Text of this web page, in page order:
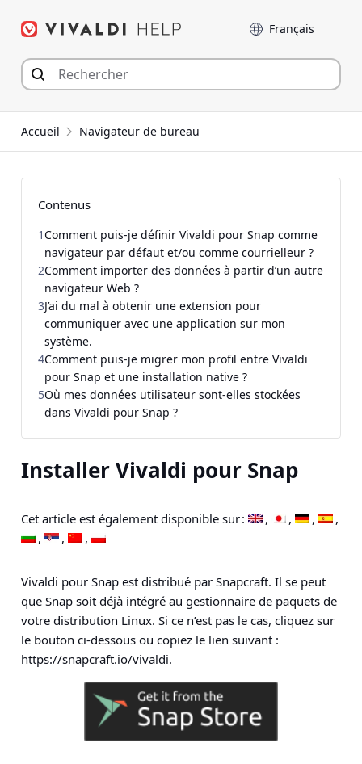
Langue
Accueil Navigateur de bureau
Installer Vivaldi pour Snap
Cet article est également disponible sur :
Vivaldi pour Snap est distribué par Snapcraft. Il se peut
que Snap soit déjà intégré au gestionnaire de paquets de
votre distribution Linux. Si ce n’est pas le cas, cliquez sur
le bouton ci-dessous ou copiez le lien suivant :
https://snapcraft.io/vivaldi.
Contenus
1Comment puis-je définir Vivaldi pour Snap comme
navigateur par défaut et/ou comme courrielleur ?
2Comment importer des données à partir d’un autre
navigateur Web ?
3J’ai du mal à obtenir une extension pour
communiquer avec une application sur mon
système.
4Comment puis-je migrer mon profil entre Vivaldi
pour Snap et une installation native ?
5Où mes données utilisateur sont-elles stockées
dans Vivaldi pour Snap ?